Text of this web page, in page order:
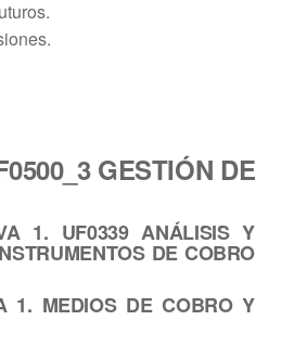
GESTIÓN DE
1. UF0339 ANÁLISIS Y
DE COBRO
1. MEDIOS DE COBRO Y